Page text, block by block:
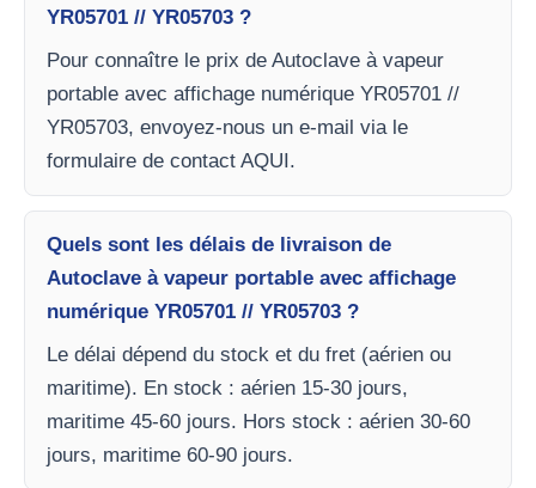
YR05701 // YR05703 ?
Pour connaître le prix de Autoclave à vapeur
portable avec affichage numérique YR05701 //
YR05703, envoyez-nous un e-mail via le
formulaire de contact AQUI.
Quels sont les délais de livraison de
Autoclave à vapeur portable avec affichage
numérique YR05701 // YR05703 ?
Le délai dépend du stock et du fret (aérien ou
maritime). En stock : aérien 15-30 jours,
maritime 45-60 jours. Hors stock : aérien 30-60
jours, maritime 60-90 jours.